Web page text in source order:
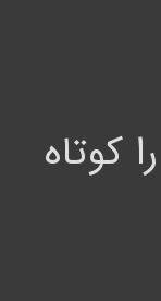
کوتاه